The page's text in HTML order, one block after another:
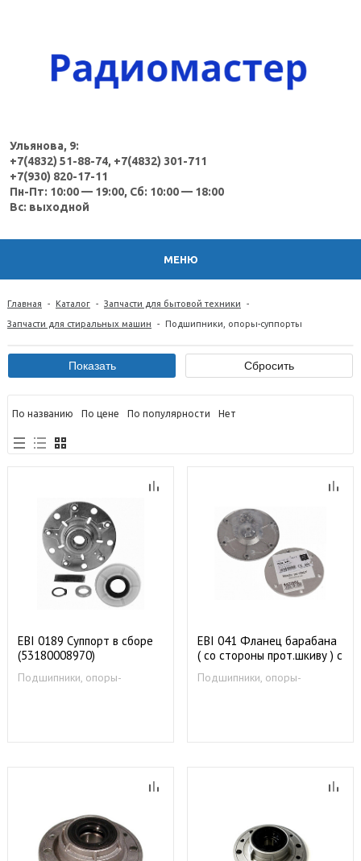
Ульянова, 9:
+7(4832) 51-88-74, +7(4832) 301-711
+7(930) 820-17-11
Пн-Пт: 10:00 — 19:00, Сб: 10:00 — 18:00
Вс: выходной
МЕНЮ
Главная - Каталог - Запчасти для бытовой техники -
Запчасти для стиральных машин - Подшипники, опоры-суппорты
По названию По цене По популярности Нет
EBI 0189 Суппорт в сборе
(53180008970)
Подшипники, опоры-
EBI 041 Фланец барабана
( со стороны прот.шкиву ) с
ком-том болтов 88305000
Подшипники, опоры-